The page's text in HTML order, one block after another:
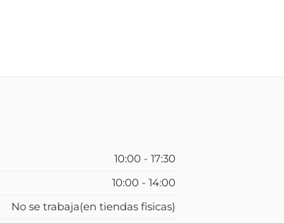
10:00 - 17:30
10:00 - 14:00
No se trabaja(en tiendas fisicas)